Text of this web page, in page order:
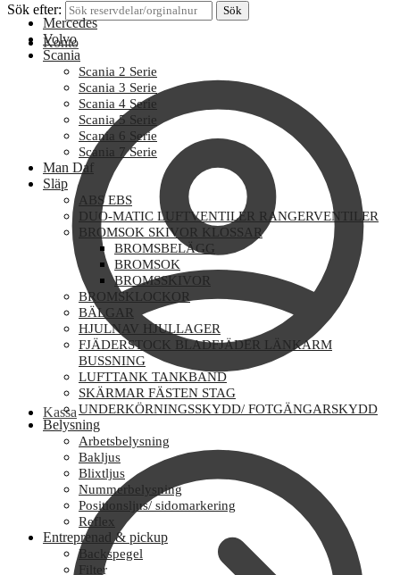
Sök efter: Sök
Konto
Kassa
Mercedes
Volvo
Scania
Scania 2 Serie
Scania 3 Serie
Scania 4 Serie
Scania 5 Serie
Scania 6 Serie
Scania 7 Serie
Man Daf
Släp
ABS EBS
DUO-MATIC LUFTVENTILER RANGERVENTILER
BROMSOK SKIVOR KLOSSAR
BROMSBELÄGG
BROMSOK
BROMSSKIVOR
BROMSKLOCKOR
BÄLGAR
HJULNAV HJULLAGER
FJÄDERSTOCK BLADFJÄDER LÄNKARM
BUSSNING
LUFTTANK TANKBAND
SKÄRMAR FÄSTEN STAG
UNDERKÖRNINGSSKYDD/ FOTGÄNGARSKYDD
Belysning
Arbetsbelysning
Bakljus
Blixtljus
Nummerbelysning
Positionsljus/ sidomarkering
Reflex
Entreprenad & pickup
Backspegel
Filter